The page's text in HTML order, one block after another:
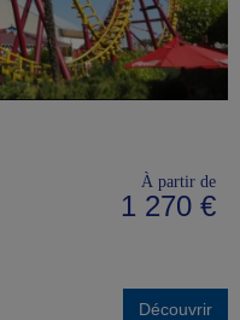
À partir de
1 270 €
Découvrir